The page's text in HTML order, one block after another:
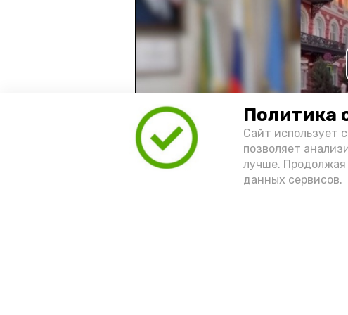
Политика
Сайт использует
позволяет
лучше. Продолжая
данных сервисов.